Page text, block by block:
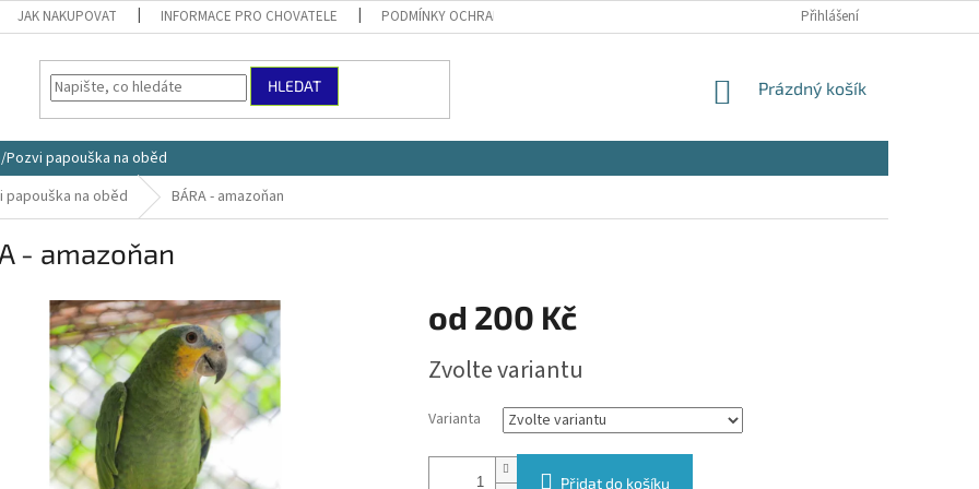
JAK NAKUPOVAT INFORMACE PRO CHOVATELE PODMÍNKY OCHRANY OSOBNÍCH ÚDAJŮ Přihlášení
HLEDAT
NÁKUPNÍ
Prázdný košík
papouška na oběd
na oběd BÁRA - amazoňan
- amazoňan
od 200 Kč
cena:
Zvolte variantu
Varianta
Přidat do košíku